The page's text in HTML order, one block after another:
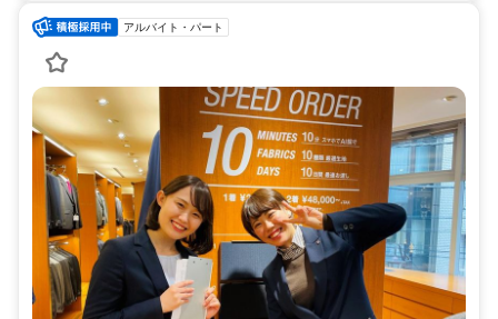
アルバイト・パート